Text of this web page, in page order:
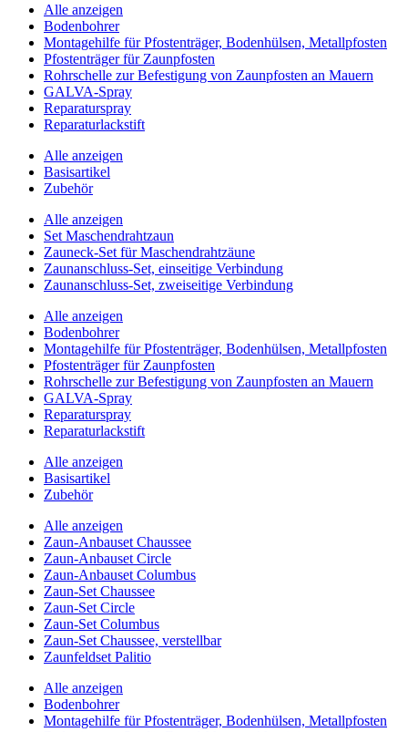
Alle anzeigen
Bodenbohrer
Montagehilfe für Pfostenträger, Bodenhülsen, Metallpfosten
Pfostenträger für Zaunpfosten
Rohrschelle zur Befestigung von Zaunpfosten an Mauern
GALVA-Spray
Reparaturspray
Reparaturlackstift
Alle anzeigen
Basisartikel
Zubehör
Alle anzeigen
Set Maschendrahtzaun
Zauneck-Set für Maschendrahtzäune
Zaunanschluss-Set, einseitige Verbindung
Zaunanschluss-Set, zweiseitige Verbindung
Alle anzeigen
Bodenbohrer
Montagehilfe für Pfostenträger, Bodenhülsen, Metallpfosten
Pfostenträger für Zaunpfosten
Rohrschelle zur Befestigung von Zaunpfosten an Mauern
GALVA-Spray
Reparaturspray
Reparaturlackstift
Alle anzeigen
Basisartikel
Zubehör
Alle anzeigen
Zaun-Anbauset Chaussee
Zaun-Anbauset Circle
Zaun-Anbauset Columbus
Zaun-Set Chaussee
Zaun-Set Circle
Zaun-Set Columbus
Zaun-Set Chaussee, verstellbar
Zaunfeldset Palitio
Alle anzeigen
Bodenbohrer
Montagehilfe für Pfostenträger, Bodenhülsen, Metallpfosten